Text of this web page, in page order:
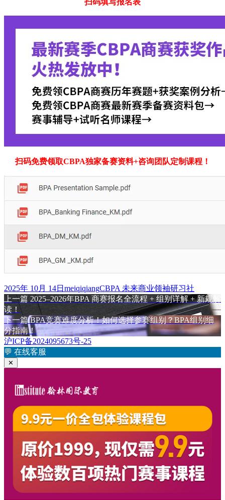
扫码免费领取CBPA独家备赛资料+咨询团队定制课程！
发
布
于
2025年 10月 14日 作
者
meiqiqiang标
签
CBPA 未来商业领袖研习社
文
章
导
航
上一篇 上
文
章：
2025–2026年BPA 商赛报名全流程 + 组别详解 + 新规解
读！
下一篇下
篇
文
章：
BPA竞赛难度分析！如何选择参赛组别？BPA组别细
分指南！
沪ICP备2024095673号-25
💬 在线客服
✕